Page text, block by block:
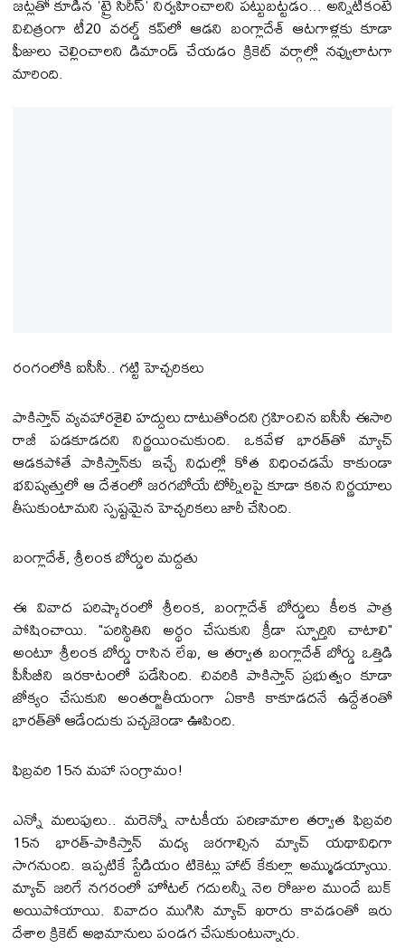
విచిత్రంగా టీ20 వరల్డ్ కప్‌లో ఆడని బంగ్లాదేశ్ ఆటగాళ్లకు కూడా
ఫీజులు చెల్లించాలని డిమాండ్ చేయడం క్రికెట్ వర్గాల్లో నవ్వులాటగా
మారింది.
రంగంలోకి ఐసీసీ.. గట్టి హెచ్చరికలు
పాకిస్తాన్ వ్యవహారశైలి హద్దులు దాటుతోందని గ్రహించిన ఐసీసీ ఈసారి
రాజీ పడకూడదని నిర్ణయించుకుంది. ఒకవేళ భారత్‌తో మ్యాచ్
ఆడకపోతే పాకిస్తాన్‌కు ఇచ్చే నిధుల్లో కోత విధించడమే కాకుండా
భవిష్యత్తులో ఆ దేశంలో జరగబోయే టోర్నీలపై కూడా కఠిన నిర్ణయాలు
తీసుకుంటామని స్పష్టమైన హెచ్చరికలు జారీ చేసింది.
బంగ్లాదేశ్, శ్రీలంక బోర్డుల మద్దతు
ఈ వివాద పరిష్కారంలో శ్రీలంక, బంగ్లాదేశ్ బోర్డులు కీలక పాత్ర
పోషించాయి. "పరిస్థితిని అర్థం చేసుకుని క్రీడా స్ఫూర్తిని చాటాలి"
అంటూ శ్రీలంక బోర్డు రాసిన లేఖ, ఆ తర్వాత బంగ్లాదేశ్ బోర్డు ఒత్తిడి
పీసీబీని ఇరకాటంలో పడేసింది. చివరికి పాకిస్తాన్ ప్రభుత్వం కూడా
జోక్యం చేసుకుని అంతర్జాతీయంగా ఏకాకి కాకూడదనే ఉద్దేశంతో
భారత్‌తో ఆడేందుకు పచ్చజెండా ఊపింది.
ఫిబ్రవరి 15న మహా సంగ్రామం!
ఎన్నో మలుపులు.. మరెన్నో నాటకీయ పరిణామాల తర్వాత ఫిబ్రవరి
15న భారత్-పాకిస్తాన్ మధ్య జరగాల్సిన మ్యాచ్ యథావిధిగా
సాగనుంది. ఇప్పటికే స్టేడియం టికెట్లు హాట్ కేకుల్లా అమ్ముడయ్యాయి.
మ్యాచ్ జరిగే నగరంలో హోటల్ గదులన్నీ నెల రోజుల ముందే బుక్
అయిపోయాయి. వివాదం ముగిసి మ్యాచ్ ఖరారు కావడంతో ఇరు
దేశాల క్రికెట్ అభిమానులు పండగ చేసుకుంటున్నారు.